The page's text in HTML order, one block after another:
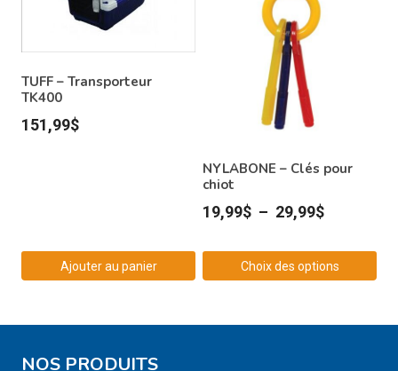
TUFF – Transporteur
TK400
151,99$
Ajouter au panier
NYLABONE – Clés pour
chiot
19,99$ – 29,99$Plage
prix :
19,99$
Choix des options
NOS PRODUITS